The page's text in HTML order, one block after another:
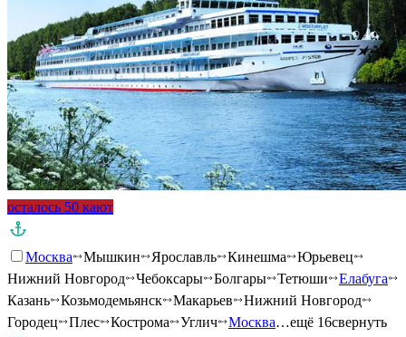
осталось 50 кают
Москва Мышкин Ярославль Кинешма
Юрьевец
Нижний Новгород
Чебоксары Болгары Тетюши
Елабуга
Казань
Козьмодемьянск Макарьев
Нижний Новгород
Городец
Плес Кострома Углич Москва…ещё 16свернуть